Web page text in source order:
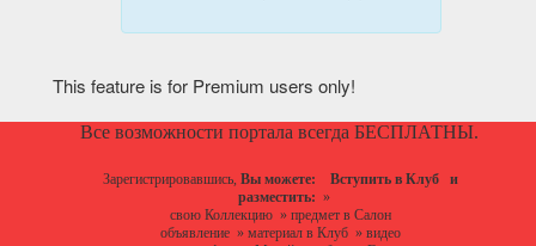
This feature is for Premium users only!
Все возможности портала всегда БЕСПЛАТНЫ.
Зарегистрировавшись, Вы можете: Вступить в Клуб
и
разместить: »
свою Коллекцию» предмет в Салон
объявление» материал в Клуб» видео